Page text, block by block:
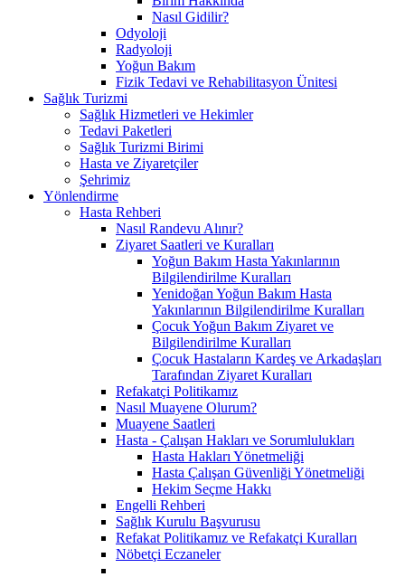
Nasıl Gidilir?
Odyoloji
Radyoloji
Yoğun Bakım
Fizik Tedavi ve Rehabilitasyon Ünitesi
Sağlık Turizmi
Sağlık Hizmetleri ve Hekimler
Tedavi Paketleri
Sağlık Turizmi Birimi
Hasta ve Ziyaretçiler
Şehrimiz
Yönlendirme
Hasta Rehberi
Nasıl Randevu Alınır?
Ziyaret Saatleri ve Kuralları
Yoğun Bakım Hasta Yakınlarının
Bilgilendirilme Kuralları
Yenidoğan Yoğun Bakım Hasta
Yakınlarının Bilgilendirilme Kuralları
Çocuk Yoğun Bakım Ziyaret ve
Bilgilendirilme Kuralları
Çocuk Hastaların Kardeş ve Arkadaşları
Tarafından Ziyaret Kuralları
Refakatçi Politikamız
Nasıl Muayene Olurum?
Muayene Saatleri
Hasta - Çalışan Hakları ve Sorumlulukları
Hasta Hakları Yönetmeliği
Hasta Çalışan Güvenliği Yönetmeliği
Hekim Seçme Hakkı
Engelli Rehberi
Sağlık Kurulu Başvurusu
Refakat Politikamız ve Refakatçi Kuralları
Nöbetçi Eczaneler